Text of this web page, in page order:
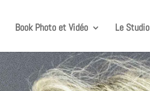
Book Photo et Vidéo Le Studio